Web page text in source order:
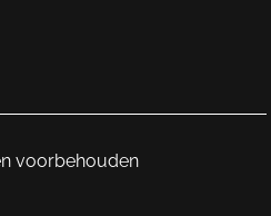
van
van
voorbehouden